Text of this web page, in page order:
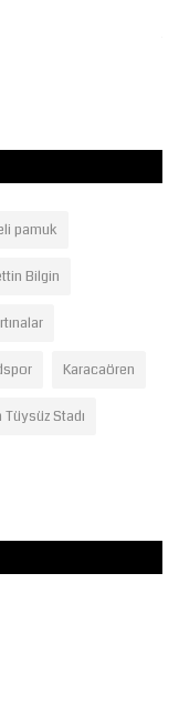
pamuk
Bilgin
Karacaören
Stadı